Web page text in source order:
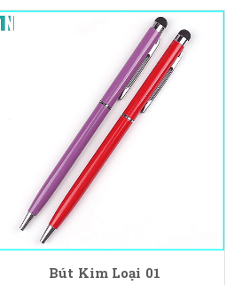
Bút Kim Loại 01